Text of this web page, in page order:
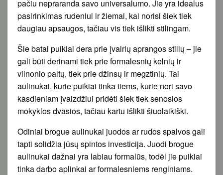
pačiu nepraranda savo universalumo. Jie yra idealus
pasirinkimas rudeniui ir žiemai, kai norisi šiek tiek
daugiau apsaugos, tačiau vis tiek išlikti stilingam.
Šie batai puikiai dera prie įvairių aprangos stilių – jie
gali būti derinami tiek prie formalesnių kelnių ir
vilnonio paltų, tiek prie džinsų ir megztinių. Tai
aulinukai, kurie puikiai tinka tiems, kurie nori savo
kasdieniam įvaizdžiui pridėti šiek tiek senosios
mokyklos dvasios, tačiau kartu išlikti šiuolaikiški.
Odiniai brogue aulinukai juodos ar rudos spalvos gali
tapti solidžia jūsų spintos investicija. Juodi brogue
aulinukai dažnai yra labiau formalūs, todėl jie puikiai
tinka darbo aplinkai ar formalesniems renginiams.